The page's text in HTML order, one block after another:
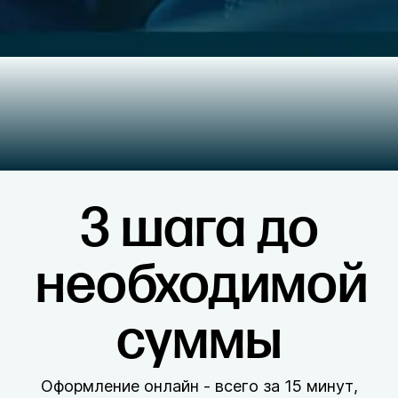
3 шага до
необходимой
суммы
Оформление онлайн - всего за 15 минут,